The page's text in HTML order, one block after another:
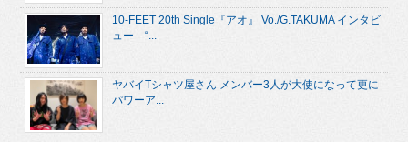
10-FEET 20th Single『アオ』 Vo./G.TAKUMA インタビ
ュー “...
ヤバイTシャツ屋さん メンバー3人が大使になって更に
パワーア...